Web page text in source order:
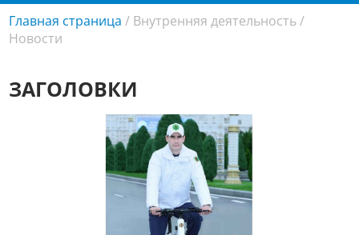
Главная страница / Внутренняя деятельность/
Новости
ЗАГОЛОВКИ